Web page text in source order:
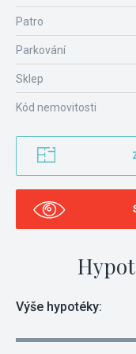
Patro
Parkování
Sklep
Kód nemovitosti
Výše hypotéky: